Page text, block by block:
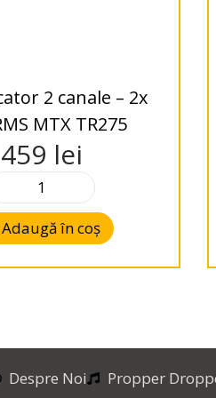
2 canale – 2x
MTX TR275
459 lei
Adaugă în coș
Despre Noi Propper